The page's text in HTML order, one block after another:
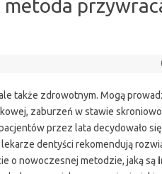
także zdrowotnym. Mogą
zaburzeń w stawie
przez lata decydowało
dentyści rekomendują
o nowoczesnej metodzie, jaką są